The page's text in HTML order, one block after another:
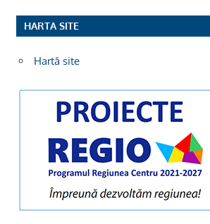
HARTA SITE
Hartă site